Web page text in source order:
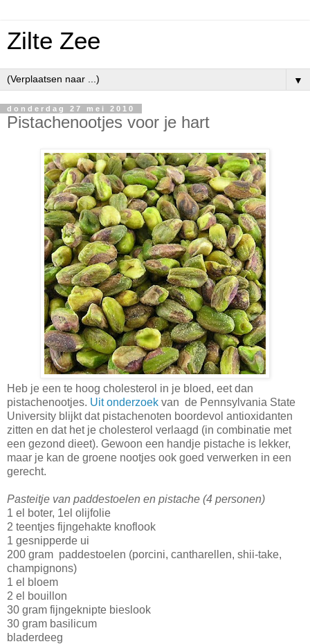
Zilte Zee
▼
donderdag 27 mei 2010
Pistachenootjes voor je hart
Heb je een te hoog cholesterol in je bloed, eet dan
pistachenootjes. Uit onderzoek van de Pennsylvania State
University blijkt dat pistachenoten boordevol antioxidanten
zitten en dat het je cholesterol verlaagd (in combinatie met
een gezond dieet). Gewoon een handje pistache is lekker,
maar je kan de groene nootjes ook goed verwerken in een
gerecht.
Pasteitje van paddestoelen en pistache (4 personen)
1 el boter, 1el olijfolie
2 teentjes fijngehakte knoflook
1 gesnipperde ui
200 gram paddestoelen (porcini, cantharellen, shii-take,
champignons)
1 el bloem
2 el bouillon
30 gram fijngeknipte bieslook
30 gram basilicum
bladerdeeg